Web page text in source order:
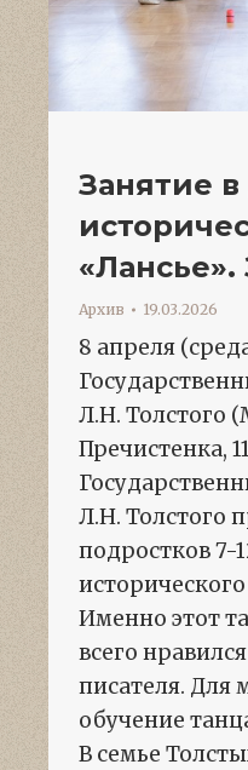
Занятие
«Лансье».
Архив 19.03.2026
8 апреля
Л.Н. Толстого
Пречистенка,
Л.Н. Толстого
подростков 7-
Именно этот
всего
писателя. Для
обучение
В семье